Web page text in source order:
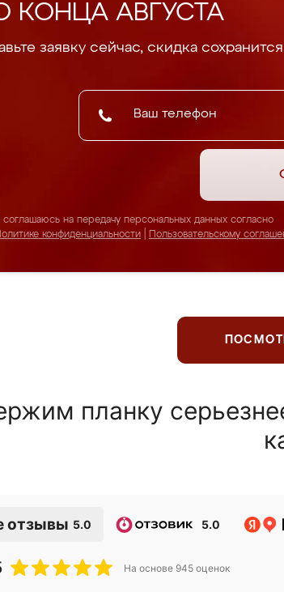
КОНЦА АВГУСТА
заявку сейчас, скидка
соглашаюсь на передачу персональных данных согласно
Политике конфиденциальности
Пользовательскому
планку
отзывы 5.0 5.0
На основе 945 оценок